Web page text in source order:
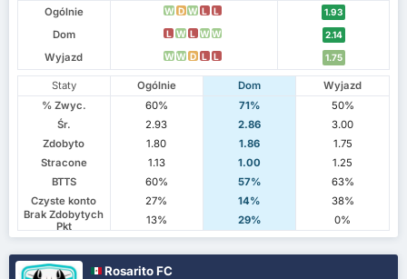
Ogólnie
W D W L L 1.93
Dom L W L W W 2.14
Wyjazd W W D L L 1.75
Staty Ogólnie Dom
Wyjazd
% Zwyc.
60% 71%
50%
Śr.
2.93 2.86
3.00
Zdobyto
1.80 1.86
1.75
Stracone
1.13 1.00
1.25
BTTS
60% 57%
63%
Czyste konto
27% 14%
38%
Brak Zdobytych
Pkt
13% 29% 0%
Rosarito FC